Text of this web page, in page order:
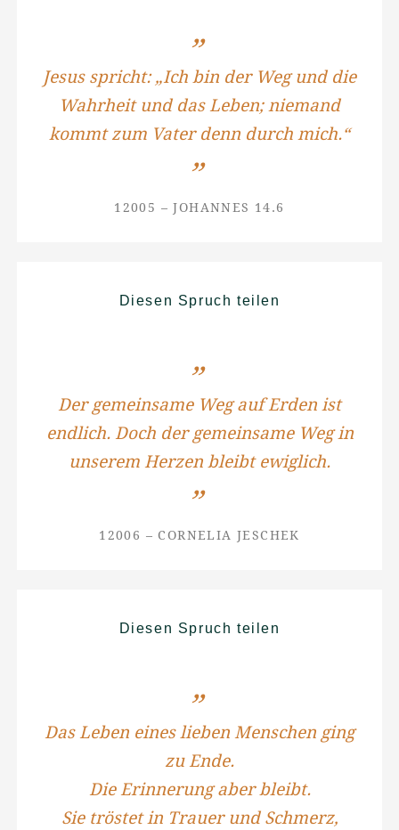
Jesus spricht: „Ich bin der Weg und die
Wahrheit und das Leben; niemand
kommt zum Vater denn durch mich.“
12005 – JOHANNES 14.6
Diesen Spruch teilen
Der gemeinsame Weg auf Erden ist
endlich. Doch der gemeinsame Weg in
unserem Herzen bleibt ewiglich.
12006 – CORNELIA JESCHEK
Diesen Spruch teilen
Das Leben eines lieben Menschen ging
zu Ende.
Die Erinnerung aber bleibt.
Sie tröstet in Trauer und Schmerz,